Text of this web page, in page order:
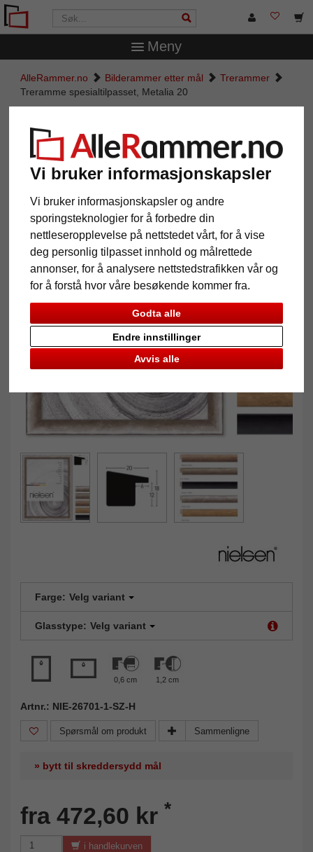
Vi bruker informasjonskapsler
Vi bruker informasjonskapsler og andre
sporingsteknologier for å forbedre din
nettleseropplevelse på nettstedet vårt, for å vise
deg personlig tilpasset innhold og målrettede
annonser, for å analysere nettstedstrafikken vår og
for å forstå hvor våre besøkende kommer fra.
Godta alle
Avvis alle
Endre innstillinger
Meny
AlleRammer.no Bilderammer etter mål
Trerammer
Treramme spesialtilpasset, Metalia 20
Treramme spesialtilpasset,
Metalia 20
Farge: Velg variant
Glasstype: Velg variant
0,6 cm 1,2 cm
Artnr.: NIE-26701-1-SZ-H
Spørsmål om produkt Sammenligne
» bytt til skreddersydd mål
fra 472,60 kr *
i handlekurven